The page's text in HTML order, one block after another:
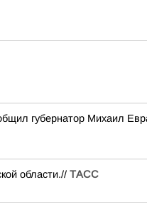
губернатор Михаил
области.// ТАСС